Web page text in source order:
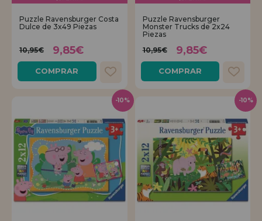
Puzzle Ravensburger Costa
Dulce de 3x49 Piezas
10,95€ 9,85€
COMPRAR
Puzzle Ravensburger
Monster Trucks de 2x24
Piezas
10,95€
9,85€
COMPRAR
-10% -10%